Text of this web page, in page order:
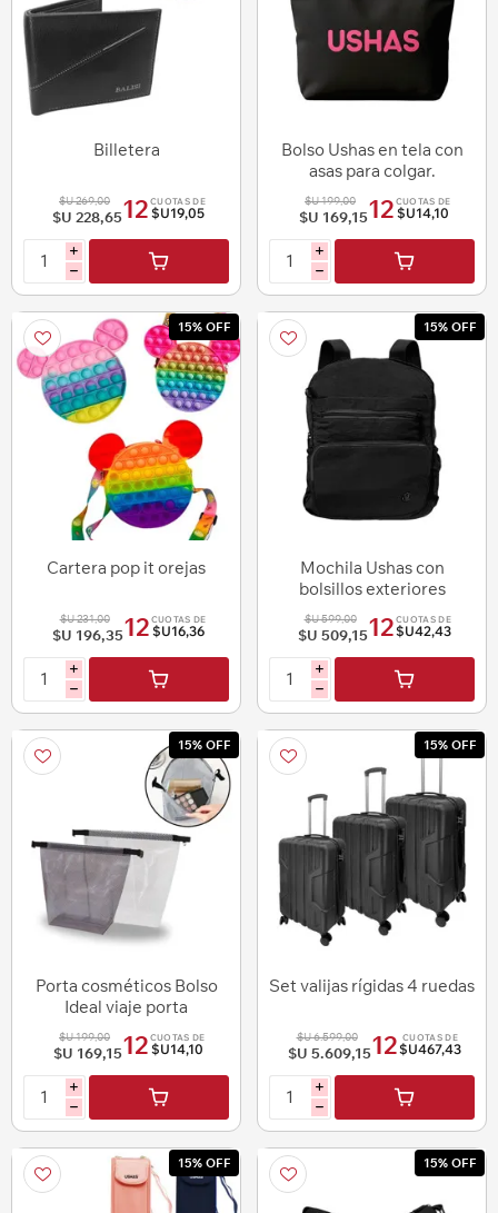
Billetera
$U 269,00
$U 228,6512 CUOTAS DE
$U19,05
i
h
Bolso Ushas en tela con
asas para colgar.
$U 199,00
$U 169,1512 CUOTAS DE
$U14,10
i
h
15% OFF
Cartera pop it orejas
$U 231,00
$U 196,3512 CUOTAS DE
$U16,36
i
h
15% OFF
Mochila Ushas con
bolsillos exteriores
$U 599,00
$U 509,1512 CUOTAS DE
$U42,43
i
h
15% OFF
Porta cosméticos Bolso
Ideal viaje porta
cosméticos y cuidado
personal
$U 199,00
$U 169,1512 CUOTAS DE
$U14,10
i
h
15% OFF
Set valijas rígidas 4 ruedas
$U 6.599,00
$U 5.609,1512 CUOTAS DE
$U467,43
i
h
15% OFF 15% OFF